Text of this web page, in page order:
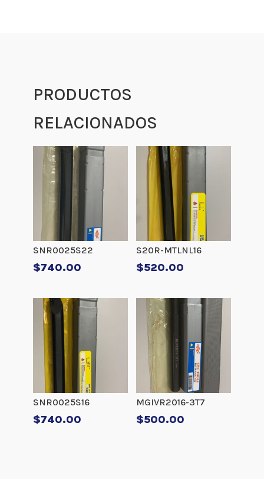
PRODUCTOS
RELACIONADOS
SNR0025S22
$740.00
S20R-MTLNL16
$520.00
SNR0025S16
$740.00
MGIVR2016-3T7
$500.00